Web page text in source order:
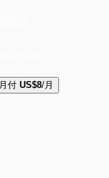
月付 US$8/月